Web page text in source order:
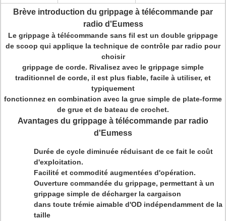
Brève introduction du grippage à télécommande par
radio d'Eumess
Le grippage à télécommande sans fil est un double grippage
de scoop qui applique la technique de contrôle par radio pour
choisir
grippage de corde. Rivalisez avec le grippage simple
traditionnel de corde, il est plus fiable, facile à utiliser, et
typiquement
fonctionnez en combination avec la grue simple de plate-forme
de grue et de bateau de crochet.
Avantages du grippage à télécommande par radio
d'Eumess
Durée de cycle diminuée réduisant de ce fait le coût
d'exploitation.
Facilité et commodité augmentées d'opération.
Ouverture commandée du grippage, permettant à un
grippage simple de décharger la cargaison
dans toute trémie aimable d'OD indépendamment de la
taille